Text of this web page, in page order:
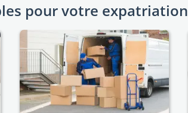
pour votre expatriation